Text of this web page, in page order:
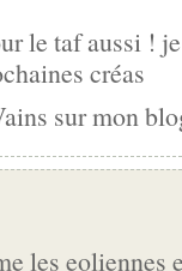
le taf aussi !
créas
sur mon
les eoliennes